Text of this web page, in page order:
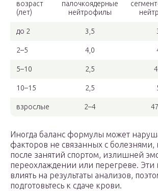
возраст
(лет)
палочкоядерные
нейтрофилы
до 2 3,5
2–5 4,0
5–10 2,5
10–15 2,5
взрослые 2–4
Иногда баланс формулы может
факторов не связанных с
после занятий спортом, излишней
переохлаждении или перегреве. Эти
влиять на результаты анализов,
подготовьтесь к сдаче крови.